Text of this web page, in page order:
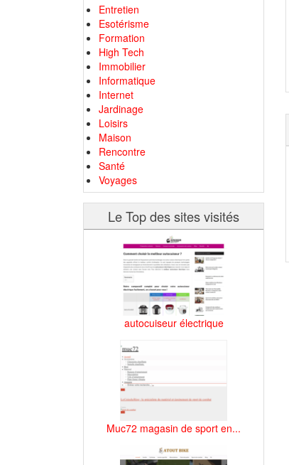
Entretien
Esotérisme
Formation
High Tech
Immobilier
Informatique
Internet
Jardinage
Loisirs
Maison
Rencontre
Santé
Voyages
Le Top des sites visités
autocuiseur électrique
Muc72 magasin de sport en...